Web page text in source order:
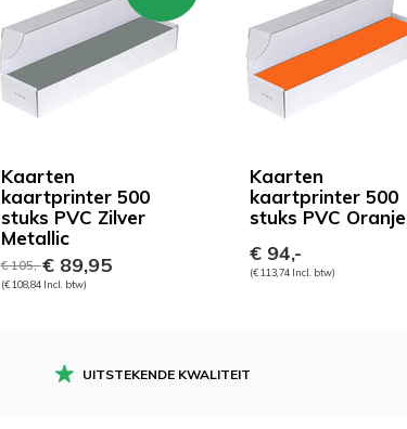
Kaarten
kaartprinter 500
stuks PVC Zilver
Metallic
€ 105,-€ 89,95
(€ 108,84 Incl. btw)
Kaarten
kaartprinter 500
stuks PVC Oranje
€ 94,-
(€ 113,74 Incl. btw)
UITSTEKENDE KWALITEIT